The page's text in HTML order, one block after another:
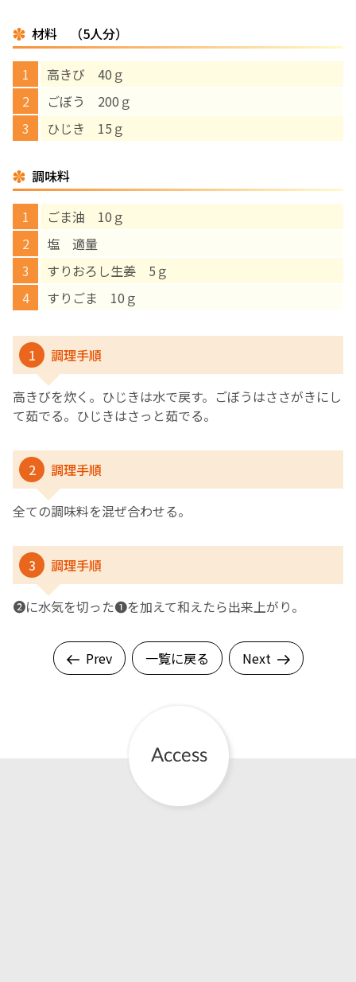
材料 （5人分）
高きび 40ｇ
ごぼう 200ｇ
ひじき 15ｇ
調味料
ごま油 10ｇ
塩 適量
すりおろし生姜 5ｇ
すりごま 10ｇ
1 調理手順
高きびを炊く。ひじきは水で戻す。ごぼうはささがきにし
て茹でる。ひじきはさっと茹でる。
2 調理手順
全ての調味料を混ぜ合わせる。
3 調理手順
❷に水気を切った❶を加えて和えたら出来上がり。
Prev 一覧に戻る Next
‘さんルーム’ でさまざまな講座・クラス
遠方にお住まいで当院での出産を希望される方へ
English Page